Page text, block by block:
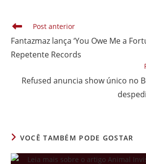
Leia
artigos
Post anterior
Fantazmaz lança ‘You Owe Me a
Repetente Records
Refused anuncia show único no
VOCÊ TAMBÉM PODE GOSTAR